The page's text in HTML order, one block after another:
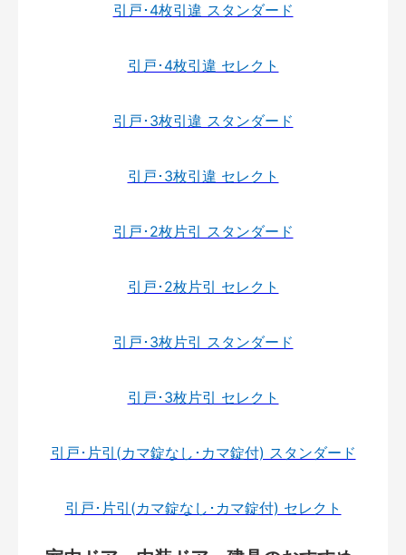
引戸･4枚引違 スタンダード
引戸･4枚引違 セレクト
引戸･3枚引違 スタンダード
引戸･3枚引違 セレクト
引戸･2枚片引 スタンダード
引戸･2枚片引 セレクト
引戸･3枚片引 スタンダード
引戸･3枚片引 セレクト
引戸･片引(カマ錠なし･カマ錠付) スタンダード
引戸･片引(カマ錠なし･カマ錠付) セレクト